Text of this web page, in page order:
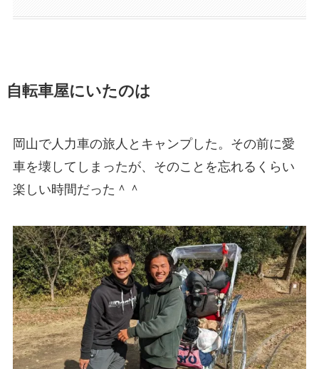
自転車屋にいたのは
岡山で人力車の旅人とキャンプした。その前に愛
車を壊してしまったが、そのことを忘れるくらい
楽しい時間だった＾＾